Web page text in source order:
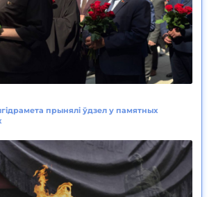
прынялі ўдзел у памятных